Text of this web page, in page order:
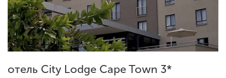
отель City Lodge Cape Town 3*